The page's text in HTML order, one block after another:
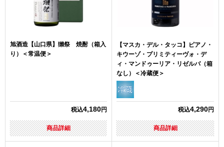
旭酒造【山口県】獺祭 焼酎（箱入
り）＜常温便＞
税込4,180円
商品詳細
【マスカ・デル・タッコ】ピアノ・
キウーゾ・プリミティーヴォ・デ
ィ・マンドゥーリア・リゼルバ（箱
なし）＜冷蔵便＞
税込4,290円
商品詳細